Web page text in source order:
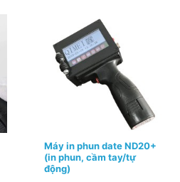
Máy in phun date ND20+
(in phun, cầm tay/tự
động)